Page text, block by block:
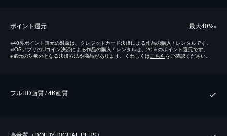
ポイント還元 最⼤40%※
※40％ポイント還元の対象は、クレジットカード決済による作品の購入 / レンタルです。
※iOSアプリのUコイン決済による作品の購入 / レンタルは、20％のポイント還元です。
※還元の対象外となる決済方法や商品があります。くわしくはこちらをご確認ください。
フルHD画質 / 4K画質